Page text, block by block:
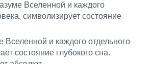
Вселенной и каждого
символизирует состояние
Вселенной и каждого отдельного
состояние глубокого сна.